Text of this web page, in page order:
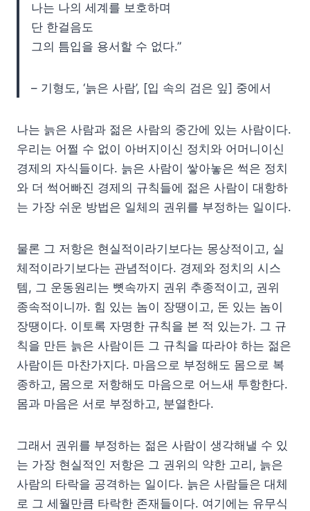
나는 나의 세계를 보호하며
단 한걸음도
그의 틈입을 용서할 수 없다.”
– 기형도, ‘늙은 사람’, [입 속의 검은 잎] 중에서
나는 늙은 사람과 젊은 사람의 중간에 있는 사람이다.
우리는 어쩔 수 없이 아버지이신 정치와 어머니이신
경제의 자식들이다. 늙은 사람이 쌓아놓은 썩은 정치
와 더 썩어빠진 경제의 규칙들에 젊은 사람이 대항하
는 가장 쉬운 방법은 일체의 권위를 부정하는 일이다.
물론 그 저항은 현실적이라기보다는 몽상적이고, 실
체적이라기보다는 관념적이다. 경제와 정치의 시스
템, 그 운동원리는 뼛속까지 권위 추종적이고, 권위
종속적이니까. 힘 있는 놈이 장땡이고, 돈 있는 놈이
장땡이다. 이토록 자명한 규칙을 본 적 있는가. 그 규
칙을 만든 늙은 사람이든 그 규칙을 따라야 하는 젊은
사람이든 마찬가지다. 마음으로 부정해도 몸으로 복
종하고, 몸으로 저항해도 마음으로 어느새 투항한다.
몸과 마음은 서로 부정하고, 분열한다.
그래서 권위를 부정하는 젊은 사람이 생각해낼 수 있
는 가장 현실적인 저항은 그 권위의 약한 고리, 늙은
사람의 타락을 공격하는 일이다. 늙은 사람들은 대체
로 그 세월만큼 타락한 존재들이다. 여기에는 유무식